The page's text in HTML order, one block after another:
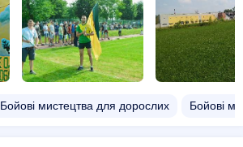
Бойові мистецтва для дорослих Бойові